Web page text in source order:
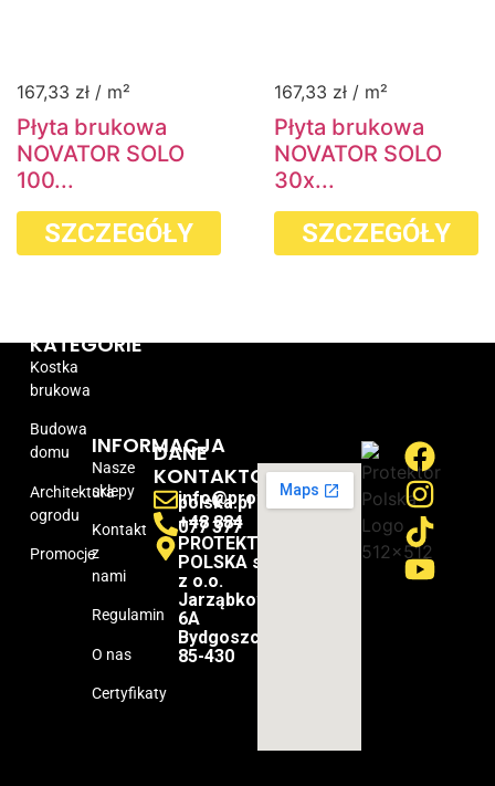
167,33 zł / m²
Płyta brukowa
NOVATOR SOLO
100...
SZCZEGÓŁY
167,33 zł / m²
Płyta brukowa
NOVATOR SOLO
30x...
SZCZEGÓŁY
KATEGORIE
Kostka
brukowa
Budowa
domu
Architektura
ogrodu
Promocje
INFORMACJA
Nasze
sklepy
Kontakt
z
nami
Regulamin
O nas
Certyfikaty
DANE
KONTAKTOWE
info@protektor-
polska.pl
+48 884
077 377
PROTEKTOR-
POLSKA sp.
z o.o.
Jarząbkowa
6A
Bydgoszcz
85-430